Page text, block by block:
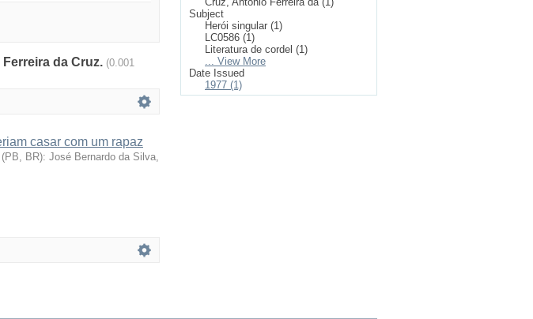
da Cruz. (0.001
casar com um rapaz
BR): José Bernardo da Silva,
Subject
Herói singular (1)
LC0586 (1)
Literatura de cordel (1)
... View More
Date Issued
1977 (1)